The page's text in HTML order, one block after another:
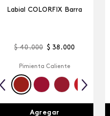
Labial COLORFIX Barra
$ 40.000 $ 38 .000
Pimienta Caliente
Agregar